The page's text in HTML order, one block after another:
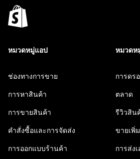
หมวดหมู่แอป
ช่องทางการขาย
การหาสินค้า
การขายสินค้า
คำสั่งซื้อและการจัดส่ง
การออกแบบร้านค้า
หมวดห
การดร
ตลาด
รีวิวสิน
ขายเพิ่
การส่ง